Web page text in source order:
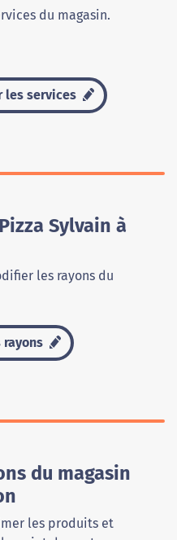
du magasin.
les services
Sylvain à
les rayons du
du magasin
les produits et